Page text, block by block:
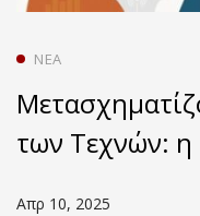
ΝΈΑ
των Τεχνών:
Απρ 10, 2025